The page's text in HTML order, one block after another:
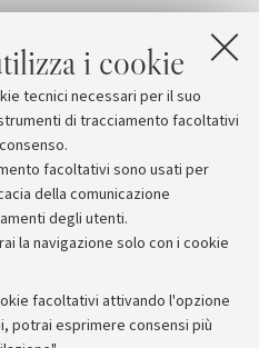
i cookie
tecnici necessari per il suo
di tracciamento facoltativi
facoltativi sono usati per
della comunicazione
degli utenti.
la navigazione solo con i cookie
facoltativi attivando l'opzione
potrai esprimere consensi più
stampa